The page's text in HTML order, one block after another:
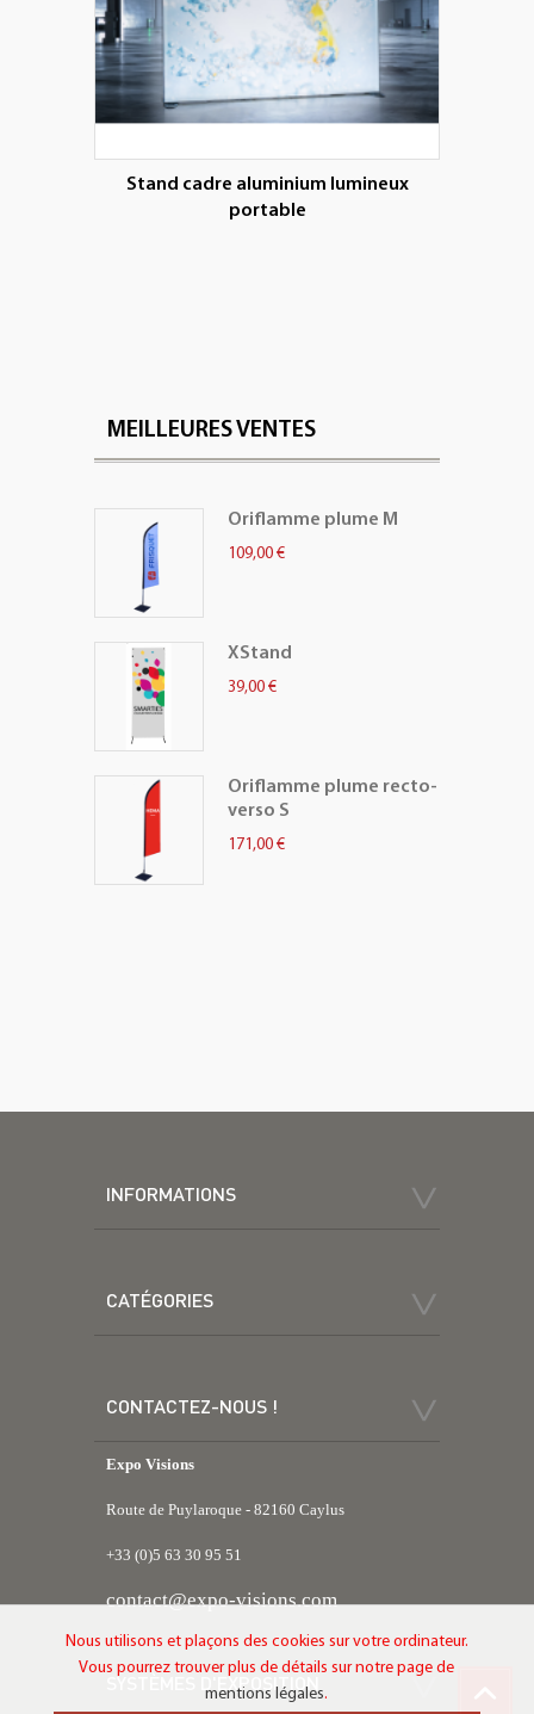
Stand cadre aluminium lumineux
portable
MEILLEURES VENTES
Oriflamme plume M
109,00 €
XStand
39,00 €
Oriflamme plume recto-
verso S
171,00 €
INFORMATIONS
CATÉGORIES
CONTACTEZ-NOUS !
Expo Visions
Route de Puylaroque - 82160 Caylus
+33 (0)5 63 30 95 51
contact@expo-visions.com
SYSTÈMES D'EXPOSITION
Nous utilisons et plaçons des cookies sur votre ordinateur.
Vous pourrez trouver plus de détails sur notre page de
mentions légales.